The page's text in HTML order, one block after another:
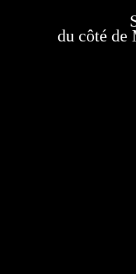
du côté de